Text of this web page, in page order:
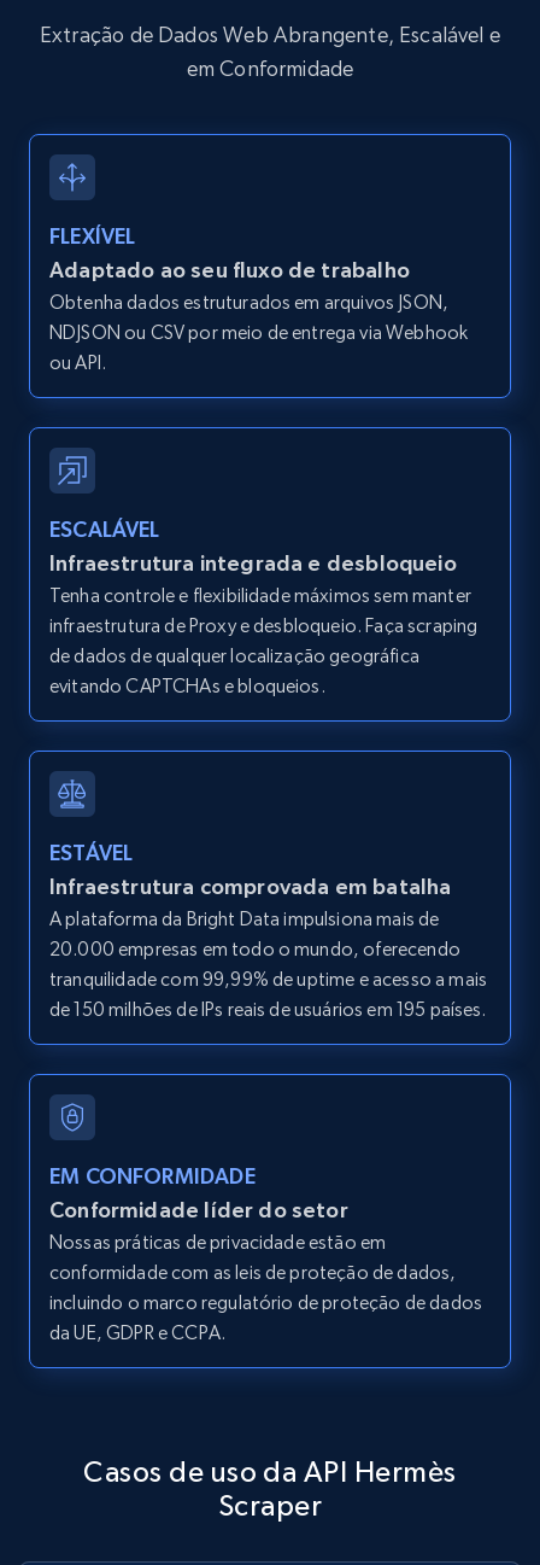
Extração de Dados Web Abrangente, Escalável e
em Conformidade
FLEXÍVEL
Adaptado ao seu fluxo de trabalho
Obtenha dados estruturados em arquivos JSON,
NDJSON ou CSV por meio de entrega via Webhook
ou API.
ESCALÁVEL
Infraestrutura integrada e desbloqueio
Tenha controle e flexibilidade máximos sem manter
infraestrutura de Proxy e desbloqueio. Faça scraping
de dados de qualquer localização geográfica
evitando CAPTCHAs e bloqueios.
ESTÁVEL
Infraestrutura comprovada em batalha
A plataforma da Bright Data impulsiona mais de
20.000 empresas em todo o mundo, oferecendo
tranquilidade com 99,99% de uptime e acesso a mais
de 150 milhões de IPs reais de usuários em 195 países.
EM CONFORMIDADE
Conformidade líder do setor
Nossas práticas de privacidade estão em
conformidade com as leis de proteção de dados,
incluindo o marco regulatório de proteção de dados
da UE, GDPR e CCPA.
Casos de uso da API Hermès
Scraper